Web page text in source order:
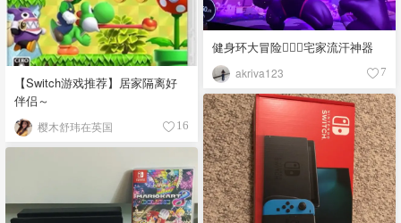
【Switch游戏推荐】居家隔离好
伴侣～
樱木舒玮在英国 16
健身环大冒险🏃🏻‍♀️宅家流汗神器
akriva123 7